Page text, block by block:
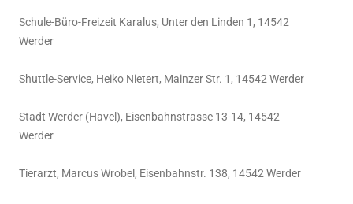
Schule-Büro-Freizeit Karalus, Unter den Linden 1, 14542
Werder
Shuttle-Service, Heiko Nietert, Mainzer Str. 1, 14542 Werder
Stadt Werder (Havel), Eisenbahnstrasse 13-14, 14542
Werder
Tierarzt, Marcus Wrobel, Eisenbahnstr. 138, 14542 Werder